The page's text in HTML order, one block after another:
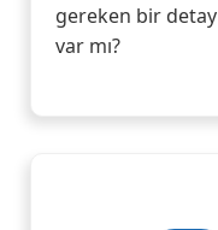
gereken bir detay
var mı?